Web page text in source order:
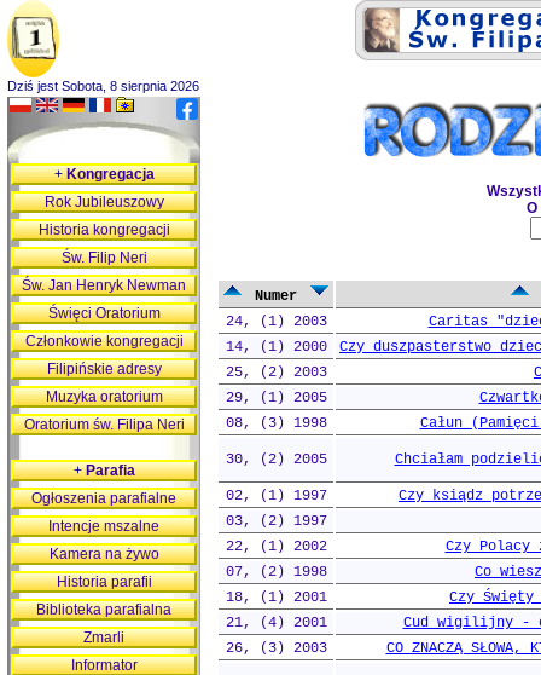
Dziś jest Sobota, 8 sierpnia 2026
O
Numer
24, (1) 2003
Caritas
14, (1) 2000
Czy duszpasterstwo
25, (2) 2003
29, (1) 2005
08, (3) 1998
Całun
30, (2) 2005 Chciałam
02, (1) 1997
Czy ksiądz
03, (2) 1997
22, (1) 2002
Czy Polacy
07, (2) 1998
Co
18, (1) 2001
Czy Święty
21, (4) 2001
Cud wigilijny -
26, (3) 2003
CO ZNACZĄ SŁOWA,
+Kongregacja
Rok Jubileuszowy
Historia kongregacji
Św. Filip Neri
Św. Jan Henryk Newman
Święci Oratorium
Członkowie kongregacji
Filipińskie adresy
Muzyka oratorium
Oratorium św. Filipa Neri
+Parafia
Ogłoszenia parafialne
Intencje mszalne
Kamera na żywo
Historia parafii
Biblioteka parafialna
Zmarli
Informator